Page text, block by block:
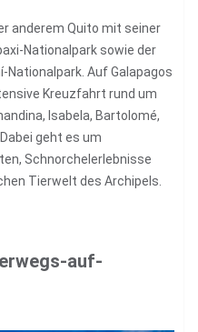
anderem Quito mit seiner
Nationalpark sowie der
Auf Galapagos
Kreuzfahrt rund um
Isabela, Bartolomé,
geht es um
Schnorchelerlebnisse
Tierwelt des Archipels.
auf-